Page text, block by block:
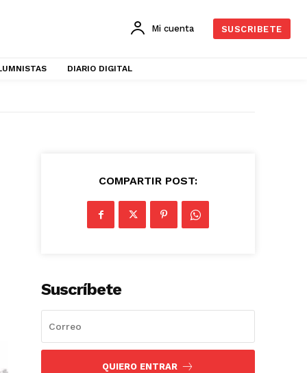
Mi cuenta SUSCRIBETE
DIARIO DIGITAL
COMPARTIR POST:
Suscríbete
QUIERO ENTRAR